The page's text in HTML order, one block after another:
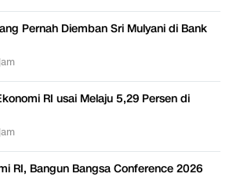
Pernah Diemban Sri Mulyani di Bank
RI usai Melaju 5,29 Persen di
RI, Bangun Bangsa Conference 2026